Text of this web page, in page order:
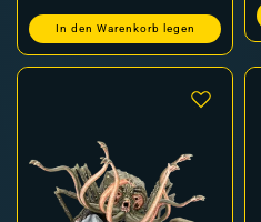
In den Warenkorb legen